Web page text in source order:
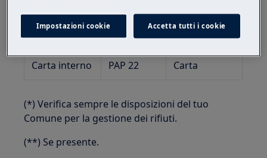
Imballo
esterno
PE-LD04 Plastica
Carta interno PAP 22 Carta
(*) Verifica sempre le disposizioni del tuo
Comune per la gestione dei rifiuti.
(**) Se presente.
Impostazioni cookie Accetta tutti i cookie